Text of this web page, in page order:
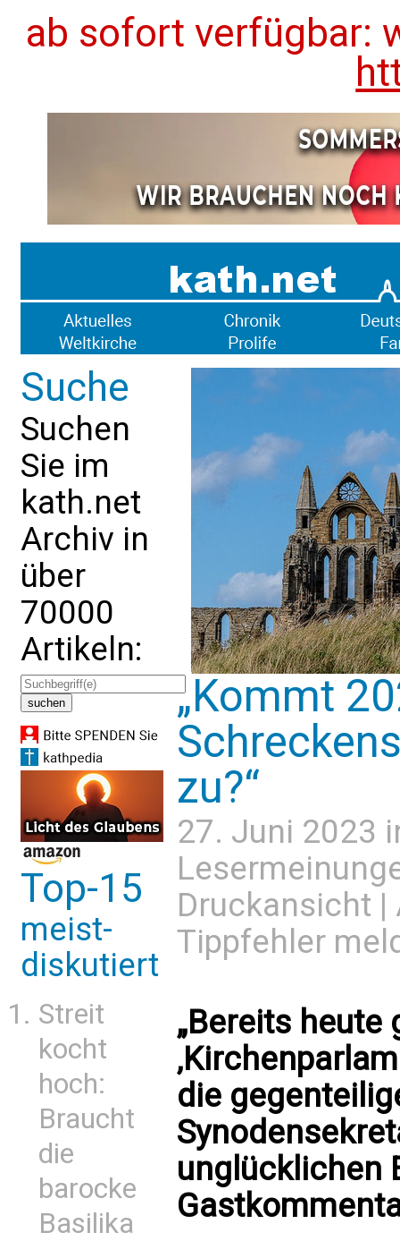
ab sofort verfügbar:
Suche
Suchen
Sie im
kath.net
Archiv in
über
70000
Artikeln:
Top-15
meist-
diskutiert
Streit
kocht
hoch:
Braucht
die
barocke
Basilika
„Kommt
zu?“
27. Juni 2023
Druckansicht |
Tippfehler
„Bereits
die
unglücklichen